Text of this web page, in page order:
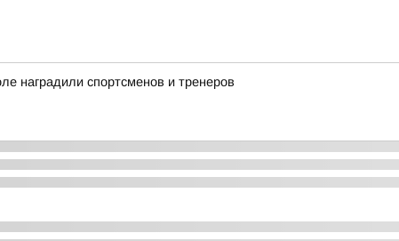
наградили спортсменов и тренеров